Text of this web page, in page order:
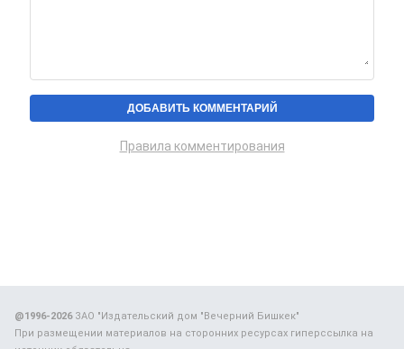
Правила комментирования
@1996-2026ЗАО "Издательский дом "Вечерний Бишкек"
При размещении материалов на сторонних ресурсах гиперссылка на